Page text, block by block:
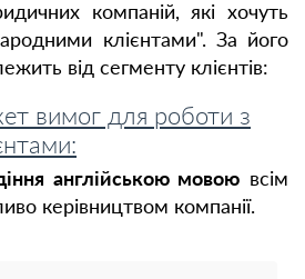
компаній, які хочуть
клієнтами". За його
від сегменту клієнтів:
вимог для роботи з
англійською мовою всім
керівництвом компанії.